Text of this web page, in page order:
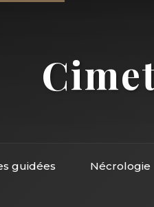
guidées Nécrologie